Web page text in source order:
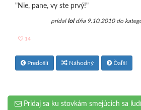
"Nie, pane, vy ste prvý!"
pridal loldňa 9.10.2010 do
14
Predošlí Náhodný Ďaľší
Pridaj sa ku stovkám smejúcich sa